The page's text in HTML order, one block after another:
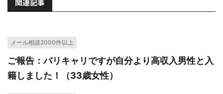
関連記事
メール相談2000件以上
ご報告：バリキャリですが自分より高収入男性と入
籍しました！（33歳女性）